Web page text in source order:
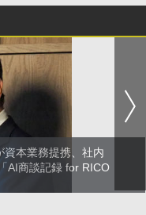
資本業務提携、社内
AI商談記録 for RICO